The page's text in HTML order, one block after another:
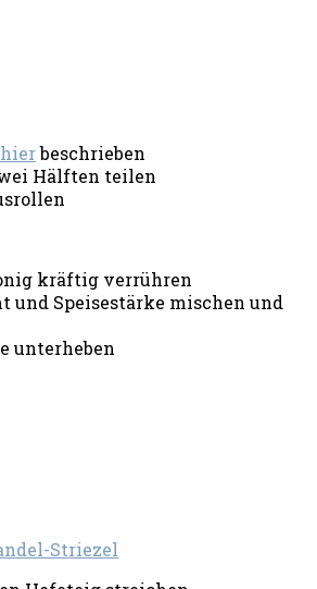
hierbeschrieben
Hälften teilen
kräftig verrühren
und Speisestärke mischen und
unterheben